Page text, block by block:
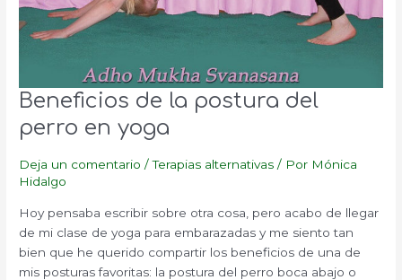
Beneficios de la postura del
perro en yoga
Deja un comentario /Terapias alternativas / Por Mónica
Hidalgo
Hoy pensaba escribir sobre otra cosa, pero acabo de llegar
de mi clase de yoga para embarazadas y me siento tan
bien que he querido compartir los beneficios de una de
mis posturas favoritas: la postura del perro boca abajo o